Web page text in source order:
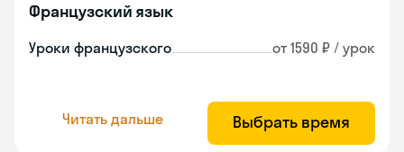
Французский язык
Уроки французского от 1590 ₽ / урок
Читать дальше Выбрать время